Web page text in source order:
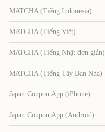
MATCHA (Tiếng Indonesia)
MATCHA (Tiếng Việt)
MATCHA (Tiếng Nhật đơn giản)
MATCHA (Tiếng Tây Ban Nha)
Japan Coupon App (iPhone)
Japan Coupon App (Android)